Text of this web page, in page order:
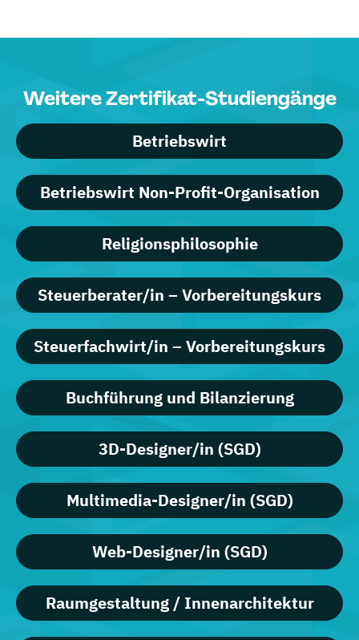
Weitere Zertifikat-Studiengänge
Betriebswirt
Betriebswirt Non-Profit-Organisation
Religionsphilosophie
Steuerberater/in – Vorbereitungskurs
Steuerfachwirt/in – Vorbereitungskurs
Buchführung und Bilanzierung
3D-Designer/in (SGD)
Multimedia-Designer/in (SGD)
Web-Designer/in (SGD)
Raumgestaltung / Innenarchitektur